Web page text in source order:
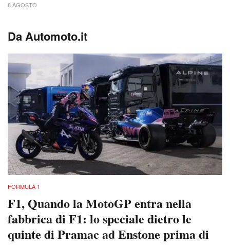
8 AGOSTO
Da Automoto.it
FORMULA 1
F1, Quando la MotoGP entra nella
fabbrica di F1: lo speciale dietro le
quinte di Pramac ad Enstone prima di